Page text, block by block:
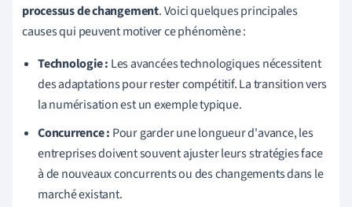
processus de changement. Voici quelques principales
causes qui peuvent motiver ce phénomène :
Technologie : Les avancées technologiques nécessitent
des adaptations pour rester compétitif. La transition vers
la numérisation est un exemple typique.
Concurrence : Pour garder une longueur d'avance, les
entreprises doivent souvent ajuster leurs stratégies face
à de nouveaux concurrents ou des changements dans le
marché existant.